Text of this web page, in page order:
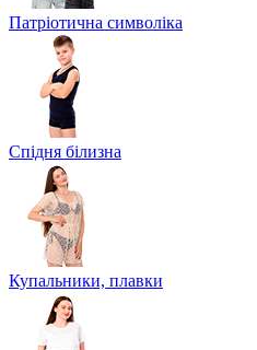
Патріотична символіка
Спідня білизна
Купальники, плавки